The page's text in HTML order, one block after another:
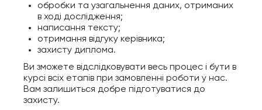
обробки та узагальнення даних, отриманих
в ході дослідження;
написання тексту;
отримання відгуку керівника;
захисту диплома.
Ви зможете відслідковувати весь процес і бути в
курсі всіх етапів при замовленні роботи у нас.
Вам залишиться добре підготуватися до
захисту.